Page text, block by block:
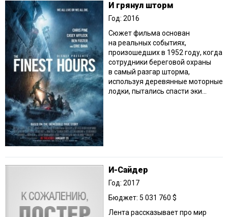
И грянул шторм
Год: 2016
Сюжет фильма основан
на реальных событиях,
произошедших в 1952 году, когда
сотрудники береговой охраны
в самый разгар шторма,
используя деревянные моторные
лодки, пытались спасти эки...
И-Сайдер
Год: 2017
Бюджет: 5 031 760 $
Лента рассказывает про мир